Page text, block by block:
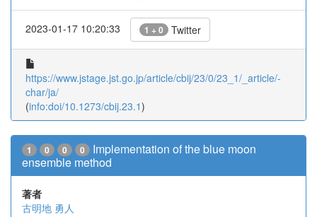
2023-01-17 10:20:33 1 + 0 Twitter
https://www.jstage.jst.go.jp/article/cbij/23/0/23_1/_article/-
char/ja/
(info:doi/10.1273/cbij.23.1)
1 0 0 0
Implementation of the blue moon
ensemble method
著者
古明地 勇人